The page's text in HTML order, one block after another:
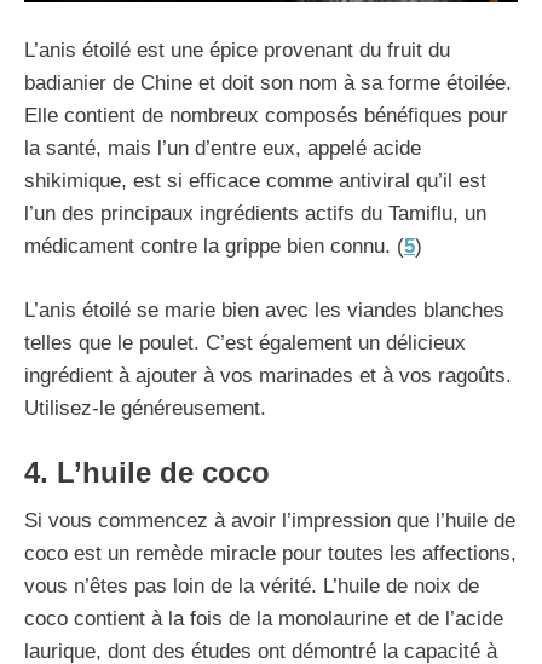
L’anis étoilé est une épice provenant du fruit du
badianier de Chine et doit son nom à sa forme étoilée.
Elle contient de nombreux composés bénéfiques pour
la santé, mais l’un d’entre eux, appelé acide
shikimique, est si efficace comme antiviral qu’il est
l’un des principaux ingrédients actifs du Tamiflu, un
médicament contre la grippe bien connu. (5)
L’anis étoilé se marie bien avec les viandes blanches
telles que le poulet. C’est également un délicieux
ingrédient à ajouter à vos marinades et à vos ragoûts.
Utilisez-le généreusement.
4. L’huile de coco
Si vous commencez à avoir l’impression que l’huile de
coco est un remède miracle pour toutes les affections,
vous n’êtes pas loin de la vérité. L’huile de noix de
coco contient à la fois de la monolaurine et de l’acide
laurique, dont des études ont démontré la capacité à